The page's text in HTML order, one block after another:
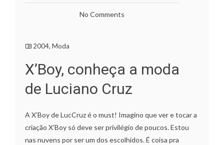
No Comments
2004, Moda
X’Boy, conheça a moda
de Luciano Cruz
A X’Boy de LucCruz é o must! Imagino que ver e tocar a
criação X’Boy só deve ser privilégio de poucos. Estou
nas nuvens por ser um dos escolhidos. É coisa pra